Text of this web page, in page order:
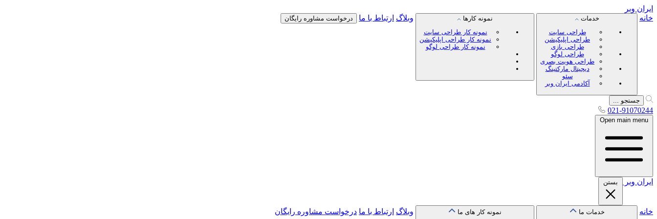
ایران وبر
خانه
خدمات
طراحی سایت
طراحی اپلیکیشن
طراحی بازی
طراحی لوگو
طراحی هویت بصری
دیجیتال مارکتینگ
سئو
آکادمی ایران وبر
نمونه کارها
نمونه کار طراحی سایت
نمونه کار طراحی اپلیکیشن
نمونه کار طراحی لوگو
وبلاگ ارتباط با ما درخواست مشاوره رایگان
جستجو ...
021-91070244
Open main menu
ایران وبر بستن
خانه
خدمات ما
نمونه کار های ما
وبلاگ ارتباط با ما درخواست مشاوره رایگان